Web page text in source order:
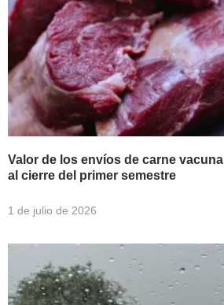
Valor de los envíos de carne
al cierre del primer semestre
1 de julio de 2026